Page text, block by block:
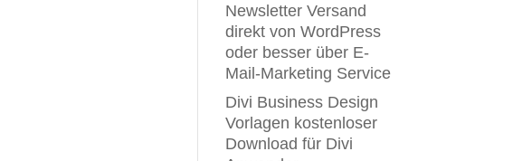
Newsletter Versand
direkt von WordPress
oder besser über E-
Mail-Marketing Service
Divi Business Design
Vorlagen kostenloser
Download für Divi